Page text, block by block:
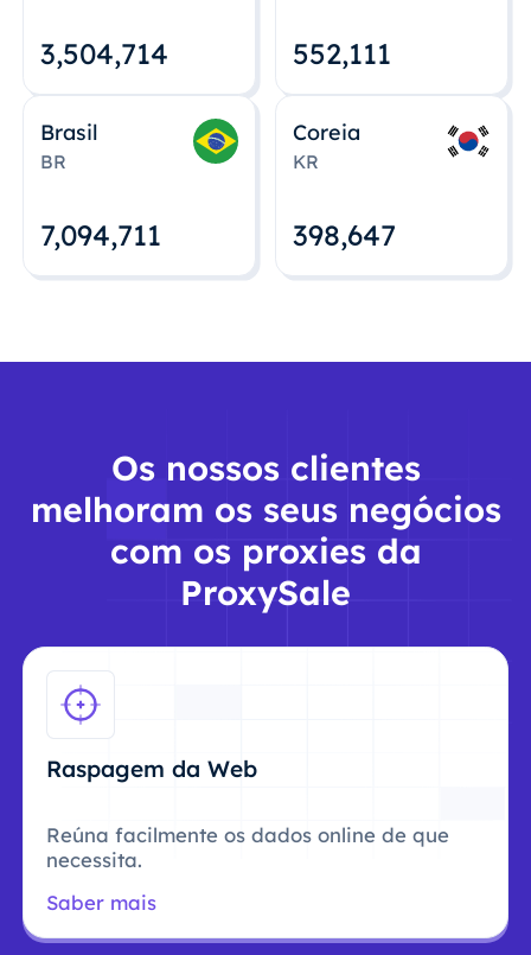
3,504,715 552,112
Brasil
BR
7,094,712
Coreia
KR
398,648
Os nossos clientes
melhoram os seus negócios
com os proxies da
ProxySale
Raspagem da Web
Reúna facilmente os dados online de que
necessita.
Saber mais